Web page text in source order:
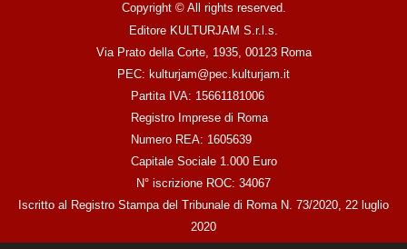
Copyright © All rights reserved.
Editore KULTURJAM S.r.l.s.
Via Prato della Corte, 1935, 00123 Roma
PEC: kulturjam@pec.kulturjam.it
Partita IVA: 15661181006
Registro Imprese di Roma
Numero REA: 1605639
Capitale Sociale 1.000 Euro
N° iscrizione ROC: 34067
Iscritto al Registro Stampa del Tribunale di Roma N. 73/2020, 22 luglio
2020